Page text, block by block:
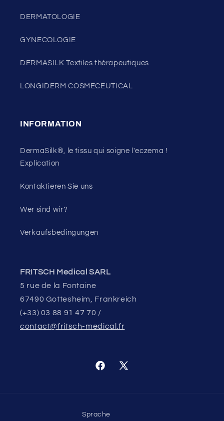
DERMATOLOGIE
GYNECOLOGIE
DERMASILK Textiles thérapeutiques
LONGIDERM COSMECEUTICAL
INFORMATION
DermaSilk®, le tissu qui soigne l'eczema !
Explication
Kontaktieren Sie uns
Wer sind wir?
Verkaufsbedingungen
FRITSCH Medical SARL
5 rue de la Fontaine
67490 Gottesheim, Frankreich
(+33) 03 88 91 47 70 /
contact@fritsch-medical.fr
Facebook
X
Sprache